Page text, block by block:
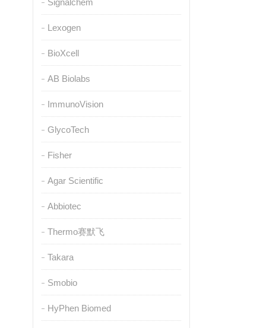
Signalchem
Lexogen
BioXcell
AB Biolabs
ImmunoVision
GlycoTech
Fisher
Agar Scientific
Abbiotec
Thermo赛默飞
Takara
Smobio
HyPhen Biomed